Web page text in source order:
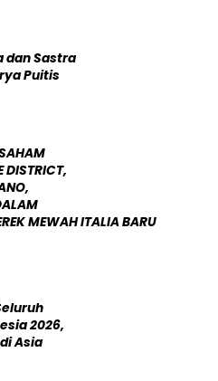
dan Sastra
Puitis
DISTRICT,
MEWAH ITALIA BARU
2026,
Asia